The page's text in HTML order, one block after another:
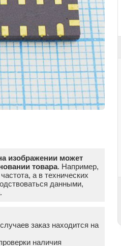
изображении может
товара. Например,
а в технических
данными,
заказ находится на
наличия